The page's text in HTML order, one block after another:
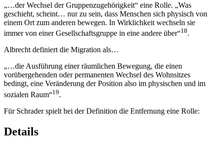
„…der Wechsel der Gruppenzugehörigkeit“ eine Rolle. „Was
geschieht, scheint… nur zu sein, dass Menschen sich physisch von
einem Ort zum anderen bewegen. In Wirklichkeit wechseln sie
immer von einer Gesellschaftsgruppe in eine andere über“18.
Albrecht definiert die Migration als…
„…die Ausführung einer räumlichen Bewegung, die einen
vorübergehenden oder permanenten Wechsel des Wohnsitzes
bedingt, eine Veränderung der Position also im physischen und im
sozialen Raum“19.
Für Schrader spielt bei der Definition die Entfernung eine Rolle:
Details